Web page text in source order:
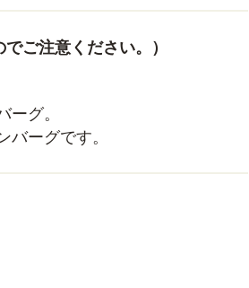
ご注意ください。）
グ。
ーグです。